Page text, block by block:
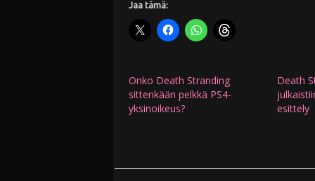
Jaa tämä:
Onko Death Stranding
sittenkään pelkkä PS4-
yksinoikeus?
Death
esittely